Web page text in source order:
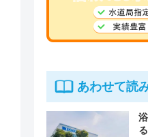
あわせて読